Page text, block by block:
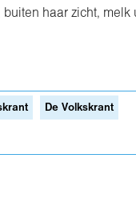
haar zicht, melk
De Volkskrant